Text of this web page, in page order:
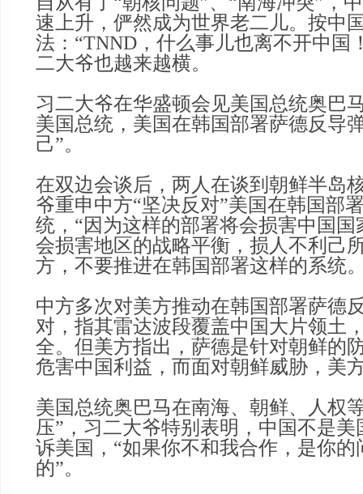
速上升，俨然成为世界老二儿。按中
法：“TNND，什么事儿也离不开中国
二大爷也越来越横。
习二大爷在华盛顿会见美国总统奥巴
美国总统，美国在韩国部署萨德反导
己”。
在双边会谈后，两人在谈到朝鲜半岛
爷重申中方“坚决反对”美国在韩国部
统，“因为这样的部署将会损害中国
会损害地区的战略平衡，损人不利己
方，不要推进在韩国部署这样的系统
中方多次对美方推动在韩国部署萨德
对，指其雷达波段覆盖中国大片领土
全。但美方指出，萨德是针对朝鲜的
危害中国利益，而面对朝鲜威胁，美
美国总统奥巴马在南海、朝鲜、人权
压”，习二大爷特别表明，中国不是
诉美国，“如果你不和我合作，是你的
的”。